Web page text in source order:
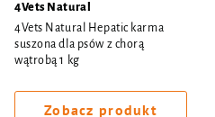
4Vets Natural
4Vets Natural Hepatic karma
suszona dla psów z chorą
wątrobą 1 kg
Zobacz produkt